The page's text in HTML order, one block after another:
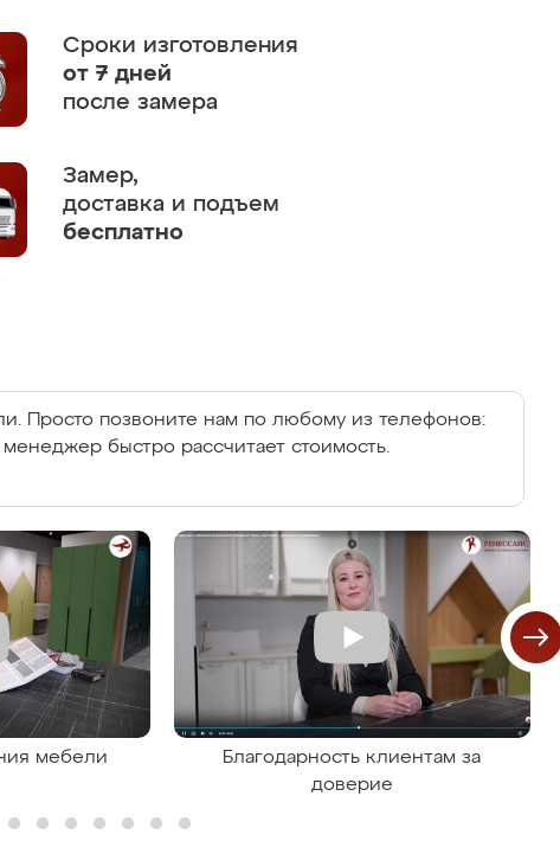
Сроки изготовления
от 7 дней
после замера
Замер,
доставка и подъем
бесплатно
Просто позвоните нам по любому из телефонов:
быстро рассчитает стоимость.
мебели
Благодарность клиентам за
доверие